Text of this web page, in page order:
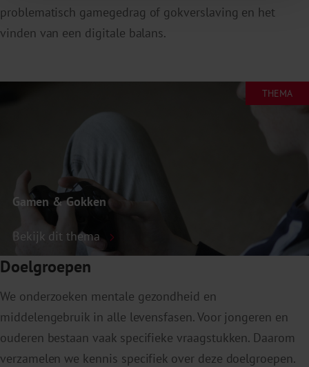
problematisch gamegedrag of gokverslaving en het
vinden van een digitale balans.
THEMA
Gamen & Gokken
Bekijk dit thema
Doelgroepen
We onderzoeken mentale gezondheid en
middelengebruik in alle levensfasen. Voor jongeren en
ouderen bestaan vaak specifieke vraagstukken. Daarom
verzamelen we kennis specifiek over deze doelgroepen.